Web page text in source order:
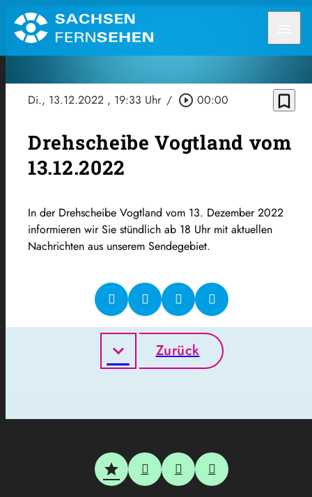
Di., 13.12.2022 , 19:33 Uhr / play_circle_outline 00:00 bookmark_border
Drehscheibe Vogtland vom
13.12.2022
In der Drehscheibe Vogtland vom 13. Dezember 2022
informieren wir Sie stündlich ab 18 Uhr mit aktuellen
Nachrichten aus unserem Sendegebiet.
Zurück